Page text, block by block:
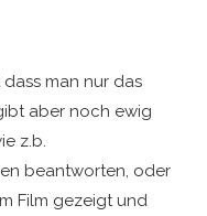
man nur das
aber noch ewig
z.b.
beantworten, oder
Film gezeigt und